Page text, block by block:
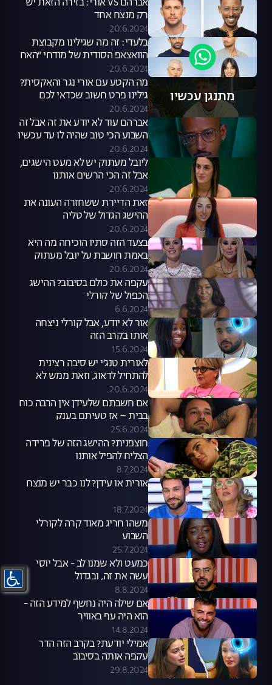
אברהם VS אורי: בזירה הזאת יש
רק מנצח אחד
20.6.2024
בלעדי: זה מה שגילינו מקבוצת
הוואצאפ הסודית של מודחי ״האח
הגדול״
20.6.2024
מתנגן עכשיו
מה הקטע עם אורי נגר והאקסית?
גילינו פרט חשוב שכדאי לכם
לדעת
20.6.2024
אברהם עוד לא יודע את זה אבל זה
השבוע הכי טוב שהיה לו עד עכשיו
20.6.2024
ליובל מעתוק יש לא מעט הישגים,
אבל זה הכי הרשים אותנו
20.6.2024
זאת הדיירת ששחזרה העונה את
ההישג הגדול של טליה
20.6.2024
בצעד הזה סתיו הוכיחה מה היא
באמת חושבת על יובל מעתוק
20.6.2024
עקפה את כולם בסיבוב? ההישג
הכפול של קורלי
6.6.2024
אור לא יודע, אבל קורלי ניצחה
אותו בקרב הזה
15.6.2024
לאורית טנג׳י יש סיבה רצינית
להתחיל לדאוג, וזאת ממש לא
ההדחה של לירון
20.6.2024
אם חשבתם שלעידן אין הרבה כוח
בבית – אז טעיתם בענק
25.6.2024
חוצפנית? ההישג הזה של פרידה
הצליח להפיל אותנו
8.7.2024
אורית או עידן? לנו כבר יש מנצח
18.7.2024
משהו חריג מאוד קרה לקורלי
השבוע
25.7.2024
כמעט ולא שמנו לב - אבל יוסי
עשה את זה, ובגדול
8.8.2024
אם שילה היה נחשף למידע הזה -
הוא היה עף באוויר
14.8.2024
אמילי יודעת? בקרב הזה הדר
עקפה אותה בסיבוב
29.8.2024